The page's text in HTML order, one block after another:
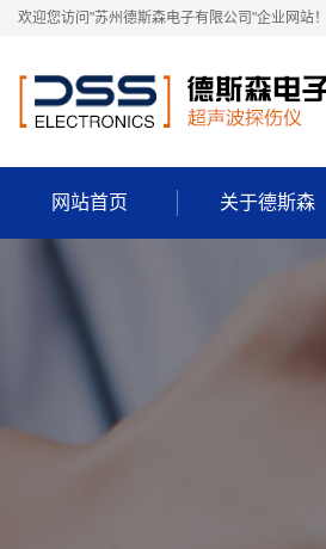
欢迎您访问"苏州德斯森电子有限公司"企业网站！
网站首页 关于德斯森